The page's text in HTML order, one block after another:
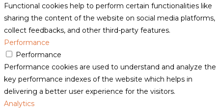
Functional cookies help to perform certain functionalities like
sharing the content of the website on social media platforms,
collect feedbacks, and other third-party features.
Performance
Performance
Performance cookies are used to understand and analyze the
key performance indexes of the website which helps in
delivering a better user experience for the visitors.
Analytics